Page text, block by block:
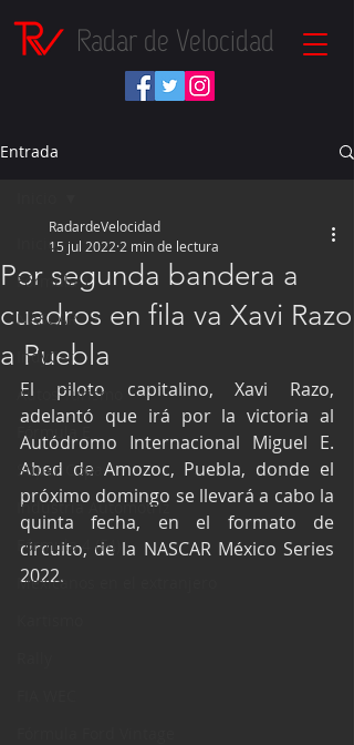
Radar de Velocidad
Entrada
Inicio
Fórmula 1
NASCAR
IndyCar
Autos Turismo
Fórmula E
Súper Copa
Industria Automotriz
Fórmula 4 (F4)
Mexicanos en el extranjero
Por segunda bandera a
cuadros en fila va Xavi Razo
a Puebla
RadardeVelocidad
15 jul 2022 2 min de lectura
El piloto capitalino, Xavi Razo,
adelantó que irá por la victoria al
Autódromo Internacional Miguel E.
Abed de Amozoc, Puebla, donde el
próximo domingo se llevará a cabo la
quinta fecha, en el formato de
circuito, de la NASCAR México Series
2022.